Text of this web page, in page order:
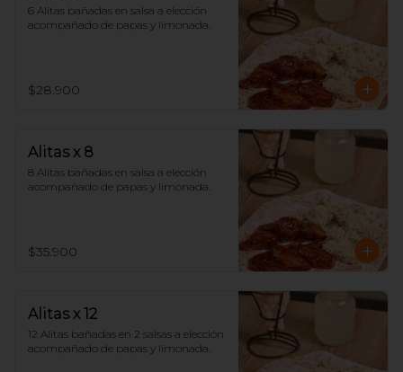
6 Alitas bañadas en salsa a elección
acompañado de papas y limonada.
$28.900
Alitas x 8
8 Alitas bañadas en salsa a elección
acompañado de papas y limonada.
$35.900
Alitas x 12
12 Alitas bañadas en 2 salsas a elección
acompañado de papas y limonada.